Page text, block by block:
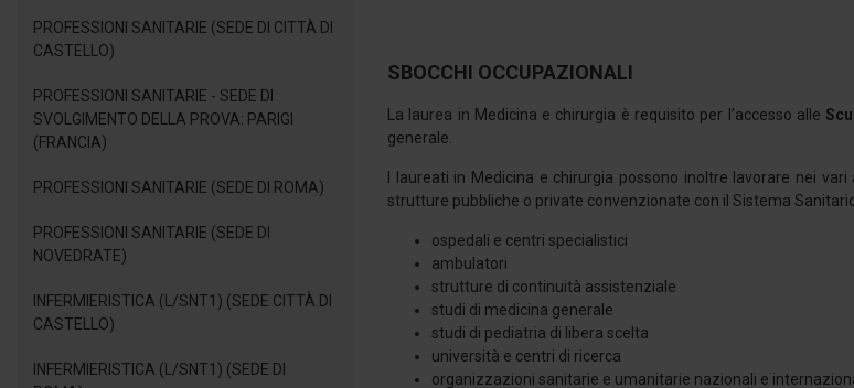
PROFESSIONI SANITARIE (SEDE DI CITTÀ DI
CASTELLO)
PROFESSIONI SANITARIE - SEDE DI
SVOLGIMENTO DELLA PROVA: PARIGI
(FRANCIA)
PROFESSIONI SANITARIE (SEDE DI ROMA)
PROFESSIONI SANITARIE (SEDE DI
NOVEDRATE)
INFERMIERISTICA (L/SNT1) (SEDE CITTÀ DI
CASTELLO)
INFERMIERISTICA (L/SNT1) (SEDE DI
SBOCCHI OCCUPAZIONALI
La laurea in Medicina e chirurgia è requisito per l’accesso alle
generale.
I laureati in Medicina e chirurgia possono inoltre lavorare nei
strutture pubbliche o private convenzionate con il Sistema
ospedali e centri specialistici
ambulatori
strutture di continuità assistenziale
studi di medicina generale
studi di pediatria di libera scelta
università e centri di ricerca
organizzazioni sanitarie e umanitarie nazionali e